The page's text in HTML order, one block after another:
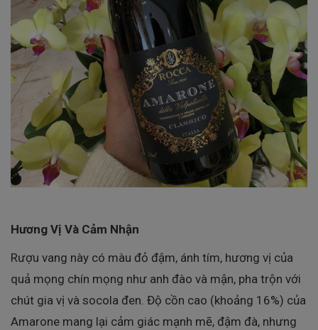
Hương Vị Và Cảm Nhận
Rượu vang này có màu đỏ đậm, ánh tím, hương vị của
quả mọng chín mọng như anh đào và mận, pha trộn với
chút gia vị và socola đen. Độ cồn cao (khoảng 16%) của
Amarone mang lại cảm giác mạnh mẽ, đậm đà, nhưng